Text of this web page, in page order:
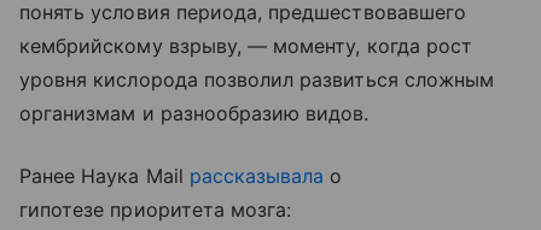
понять условия периода, предшествовавшего
кембрийскому взрыву, — моменту, когда рост
уровня кислорода позволил развиться сложным
организмам и разнообразию видов.
Ранее Наука Mail рассказывала о
гипотезе приоритета мозга: